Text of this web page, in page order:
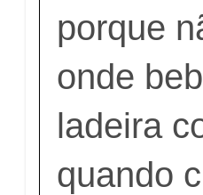
porque
onde
ladeira
quando